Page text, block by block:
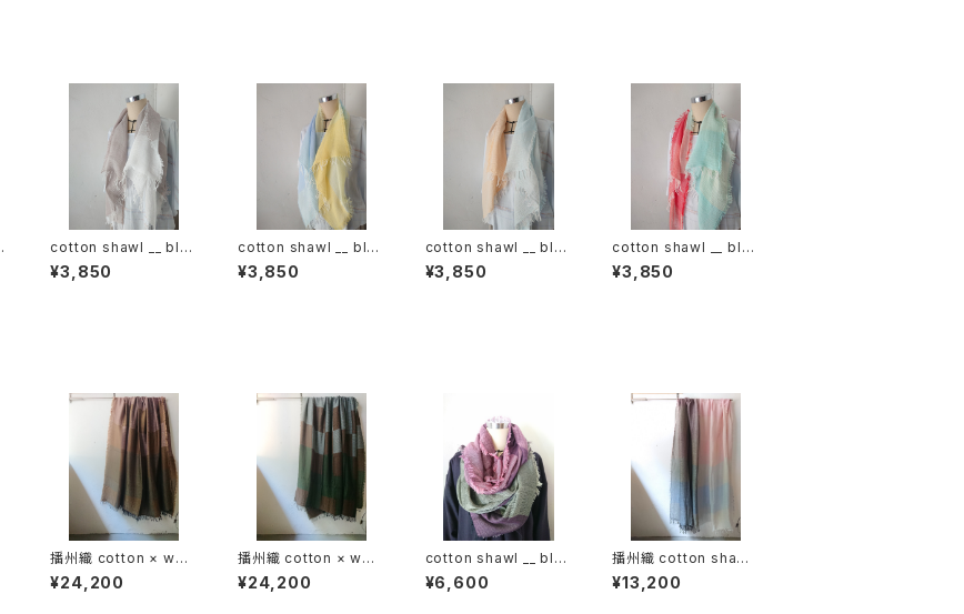
cotton shawl __ blo
ck 120 白木蓮w
¥3,850
cotton shawl __ blo
ck 120 天泣w
¥3,850
cotton shawl __ blo
ck 120 朝朗w
¥3,850
cotton shawl __ blo
ck 120 春曙w
¥3,850
播州織 cotton × woo
l __ block 220-120
枯芙蓉GK
¥24,200
播州織 cotton × woo
l __ block 220-120
狭霧GK
¥24,200
cotton shawl __ blo
ck 220
¥6,600
播州織 cotton shawl
__ block 220-120 春
霞KW
¥13,200